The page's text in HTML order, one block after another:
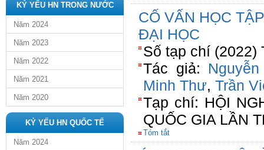
KỶ YẾU HN TRONG NƯỚC
Năm 2024
Năm 2023
Năm 2022
Năm 2021
Năm 2020
KỶ YẾU HN QUỐC TẾ
Năm 2024
CỐ VẤN HỌC
ĐẠI HỌC
Số tạp chí (2022)
Tác giả:
Minh Thư, Trần
Tạp chí: HỘI
QUỐC GIA LẦN
Tóm tắt